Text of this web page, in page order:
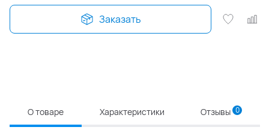
Заказать
О товаре Характеристики Отзывы 0